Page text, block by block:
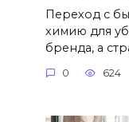
Переход с
химию для
бренда, а
0 624